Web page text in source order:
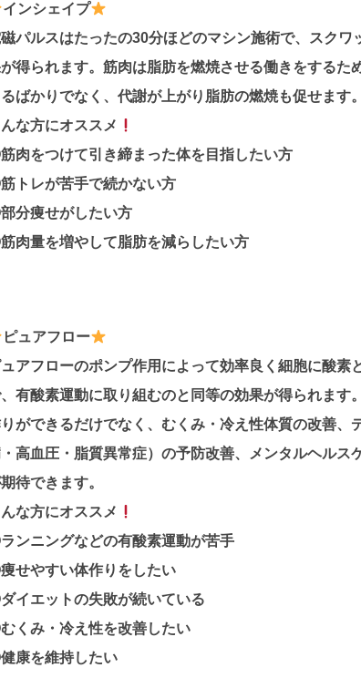
インシェイプ
パルスはたったの30分ほどのマシン施術で、スク
得られます。筋肉は脂肪を燃焼させる働きをする
ばかりでなく、代謝が上がり脂肪の燃焼も促せます。
な方にオススメ
肉をつけて引き締まった体を目指したい方
トレが苦手で続かない方
分痩せがしたい方
肉量を増やして脂肪を減らしたい方
ピュアフロー
アフローのポンプ作用によって効率良く細胞に酸
有酸素運動に取り組むのと同等の効果が得られま
ができるだけでなく、むくみ・冷え性体質の改善
高血圧・脂質異常症）の予防改善、メンタルヘル
待できます。
な方にオススメ
ンニングなどの有酸素運動が苦手
せやすい体作りをしたい
イエットの失敗が続いている
くみ・冷え性を改善したい
康を維持したい